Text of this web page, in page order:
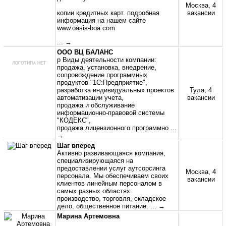
копии кредитных карт. подробная
информация на нашем сайте
www.oasis-boa.com
... →
Москва, 4
вакансии
ООО ВЦ БАЛАНС
p Виды деятельности компании:
продажа, установка, внедрение,
сопровождение программных
продуктов "1С:Предприятие",
разработка индивидуальных проектов
автоматизации учета,
продажа и обслуживание
информационно-правовой системы
"КОДЕКС",
продажа лицензионного программно
→
Тула, 4
вакансии
Шаг вперед
Активно развивающаяся компания,
специализирующаяся на
предоставлении услуг аутсорсинга
персонала. Мы обеспечиваем своих
клиентов линейным персоналом в
самых разных областях:
производство, торговля, складское
дело, общественное питание.
... →
Москва, 4
вакансии
Марина Артемовна